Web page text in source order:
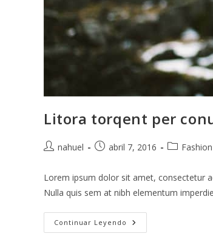
Litora torqent per
nahuel abril 7, 2016 Fashion
Lorem ipsum dolor sit amet, consectetur
Nulla quis sem at nibh elementum
Continuar Leyendo